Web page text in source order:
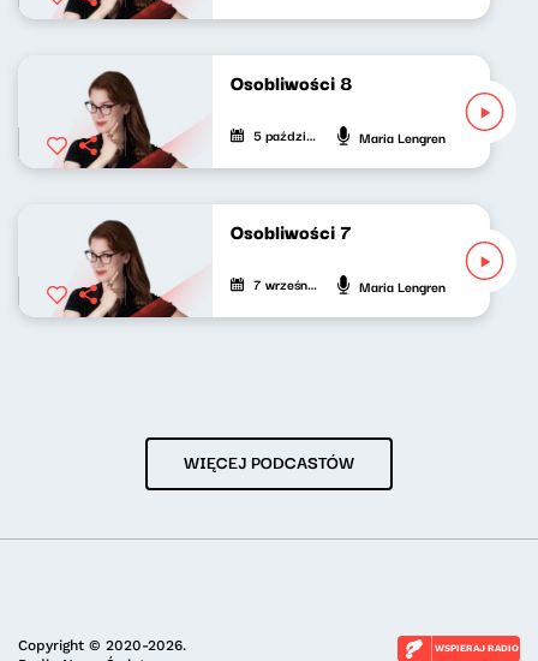
Osobliwości 8
5 października 2025 Maria Lengren
Osobliwości 7
7 września 2025 Maria Lengren
WIĘCEJ PODCASTÓW
Copyright © 2020-2026.
WSPIERAJ RADIO